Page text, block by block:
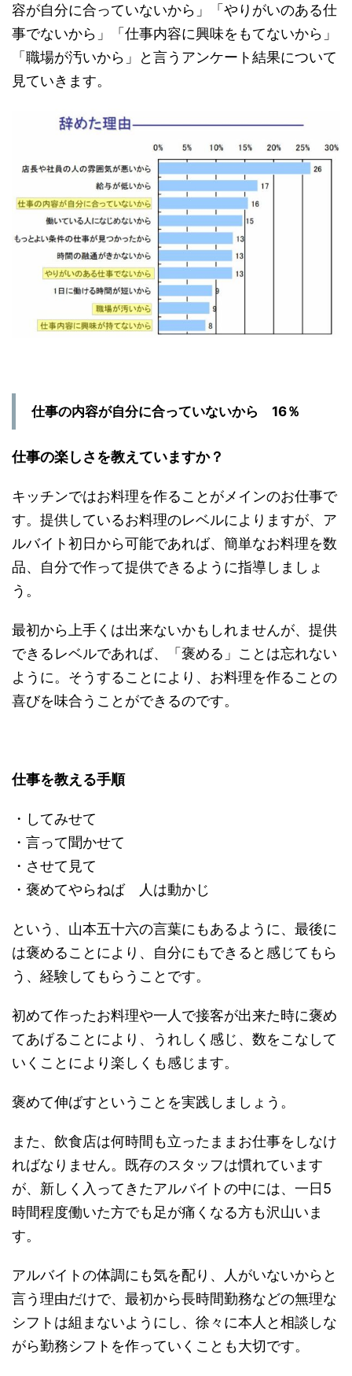
容が自分に合っていないから」「やりがいのある仕
事でないから」「仕事内容に興味をもてないから」
「職場が汚いから」と言うアンケート結果について
見ていきます。
仕事の内容が自分に合っていないから 16％
仕事の楽しさを教えていますか？
キッチンではお料理を作ることがメインのお仕事で
す。提供しているお料理のレベルによりますが、ア
ルバイト初日から可能であれば、簡単なお料理を数
品、自分で作って提供できるように指導しましょ
う。
最初から上手くは出来ないかもしれませんが、提供
できるレベルであれば、「褒める」ことは忘れない
ように。そうすることにより、お料理を作ることの
喜びを味合うことができるのです。
仕事を教える手順
・してみせて
・言って聞かせて
・させて見て
・褒めてやらねば 人は動かじ
という、山本五十六の言葉にもあるように、最後に
は褒めることにより、自分にもできると感じてもら
う、経験してもらうことです。
初めて作ったお料理や一人で接客が出来た時に褒め
てあげることにより、うれしく感じ、数をこなして
いくことにより楽しくも感じます。
褒めて伸ばすということを実践しましょう。
また、飲食店は何時間も立ったままお仕事をしなけ
ればなりません。既存のスタッフは慣れています
が、新しく入ってきたアルバイトの中には、一日5
時間程度働いた方でも足が痛くなる方も沢山いま
す。
アルバイトの体調にも気を配り、人がいないからと
言う理由だけで、最初から長時間勤務などの無理な
シフトは組まないようにし、徐々に本人と相談しな
がら勤務シフトを作っていくことも大切です。